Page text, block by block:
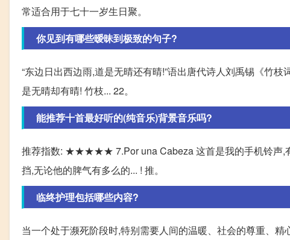
常适合用于七十一岁生日聚。
你见到有哪些暧昧到极致的句子?
“东边日出西边雨,道是无晴还有晴!”语出唐代诗人刘禹锡《竹
是无晴却有晴! 竹枝... 22。
能推荐十首最好听的(纯音乐)背景音乐吗?
推荐指数: ★★★★★ 7.Por una Cabeza 这首是我的手机铃声,
挡,无论他的脾气有多么的... ! 推。
临终护理包括哪些内容?
当一个处于濒死阶段时,特别需要人间的温暖、社会的尊重、